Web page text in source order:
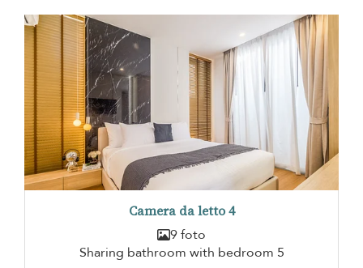
Camera da letto 4
9 foto
Sharing bathroom with bedroom 5